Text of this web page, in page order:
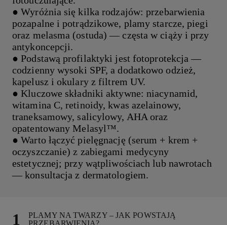
● Wyróżnia się kilka rodzajów: przebarwienia
pozapalne i potrądzikowe, plamy starcze, piegi
oraz melasma (ostuda) — częsta w ciąży i przy
antykoncepcji.
● Podstawą profilaktyki jest fotoprotekcja —
codzienny wysoki SPF, a dodatkowo odzież,
kapelusz i okulary z filtrem UV.
● Kluczowe składniki aktywne: niacynamid,
witamina C, retinoidy, kwas azelainowy,
traneksamowy, salicylowy, AHA oraz
opatentowany Melasyl™.
● Warto łączyć pielęgnację (serum + krem +
oczyszczanie) z zabiegami medycyny
estetycznej; przy wątpliwościach lub nawrotach
— konsultacja z dermatologiem.
PLAMY NA TWARZY – JAK POWSTAJĄ
PRZEBARWIENIA?